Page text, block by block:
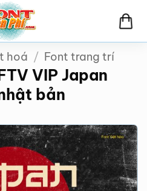
hoá / Font trang trí
VIP Japan
bản